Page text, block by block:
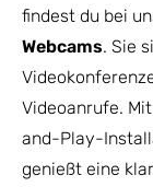
findest du bei
Webcams. Sie
Videoanrufe.
and-Play-
genießt eine